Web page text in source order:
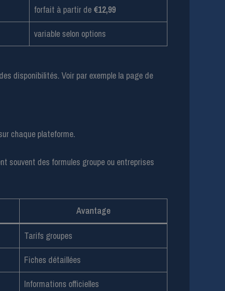
forfait à partir de €12,99
variable selon options
disponibilités. Voir par exemple la page de
chaque plateforme.
souvent des formules groupe ou entreprises
Avantage
Tarifs groupes
Fiches détaillées
Informations officielles